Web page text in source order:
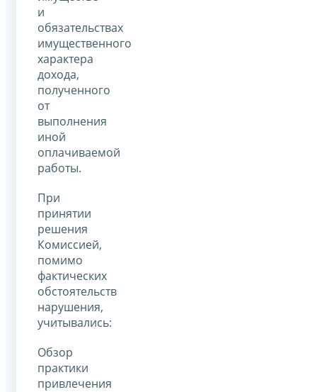
и
обязательствах
имущественного
характера
дохода,
полученного
от
выполнения
иной
оплачиваемой
работы.
При
принятии
решения
Комиссией,
помимо
фактических
обстоятельств
нарушения,
учитывались:
Обзор
практики
привлечения